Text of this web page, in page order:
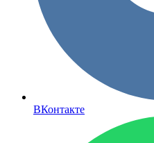
ВКонтакте